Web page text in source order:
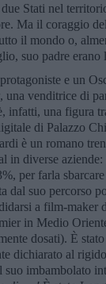
Stati nel
Ma il coraggio
il mondo o,
suo padre
e un
, una venditrice di
infatti, una figura
di Palazzo
è un romano
in diverse
per farla
dal suo percorso
a film-maker
in Medio
dosati). È
dichiarato al
suo imbambolato